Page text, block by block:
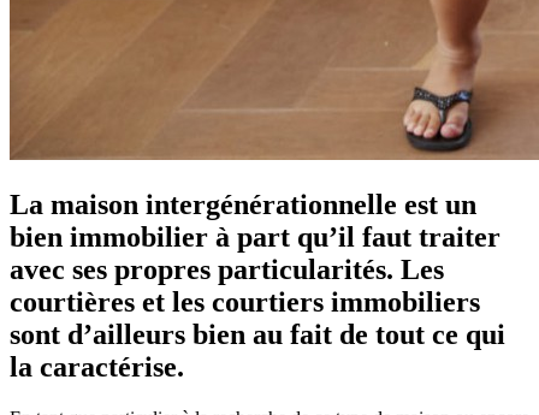
La maison intergénérationnelle est un
bien immobilier à part qu’il faut traiter
avec ses propres particularités. Les
courtières et les courtiers immobiliers
sont d’ailleurs bien au fait de tout ce qui
la caractérise.